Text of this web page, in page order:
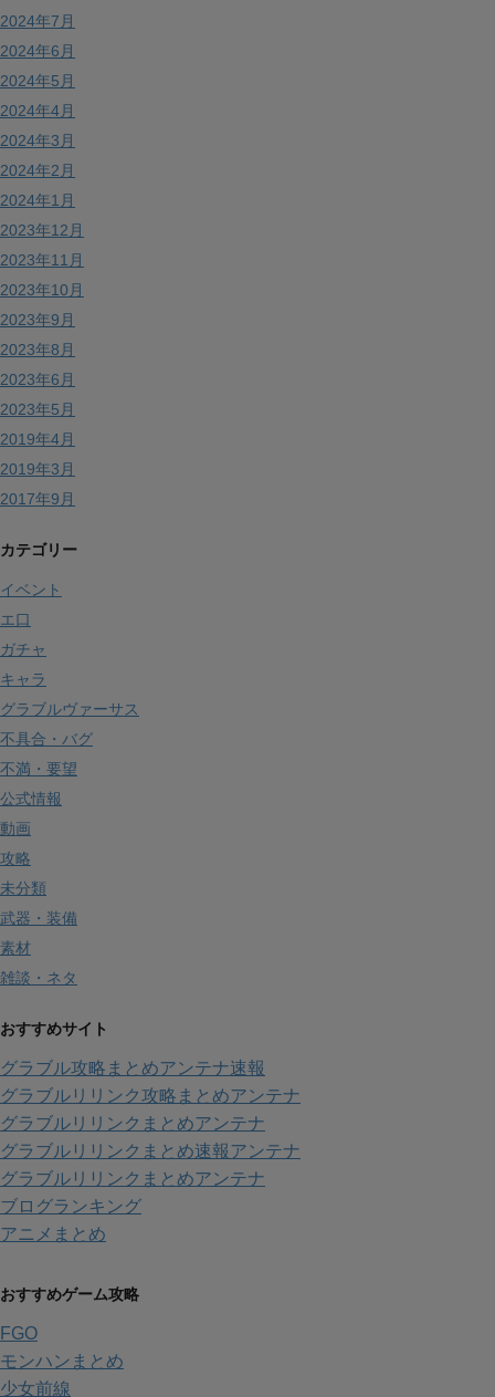
2024年7月
2024年6月
2024年5月
2024年4月
2024年3月
2024年2月
2024年1月
2023年12月
2023年11月
2023年10月
2023年9月
2023年8月
2023年6月
2023年5月
2019年4月
2019年3月
2017年9月
カテゴリー
イベント
エ口
ガチャ
キャラ
グラブルヴァーサス
不具合・バグ
不満・要望
公式情報
動画
攻略
未分類
武器・装備
素材
雑談・ネタ
おすすめサイト
グラブル攻略まとめアンテナ速報
グラブルリリンク攻略まとめアンテナ
グラブルリリンクまとめアンテナ
グラブルリリンクまとめ速報アンテナ
グラブルリリンクまとめアンテナ
ブログランキング
アニメまとめ
おすすめゲーム攻略
FGO
モンハンまとめ
少女前線